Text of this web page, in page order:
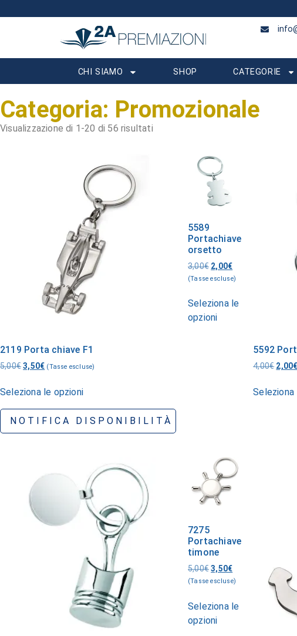
CHI SIAMO SHOP CATEGORIE
Categoria: Promozionale
Visualizzazione di 1-20 di 56 risultati
2119 Porta chiave F1
5,00€ 3,50€ (Tasse escluse)
Seleziona le opzioni
NOTIFICA DISPONIBILITÀ
5589
Portachiave
orsetto
3,00€ 2,00€
(Tasse escluse)
Seleziona le
opzioni
5592
4,00€ 2,00€
Seleziona
7275
Portachiave
timone
5,00€ 3,50€
(Tasse escluse)
Seleziona le
opzioni